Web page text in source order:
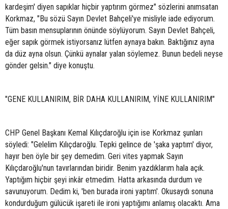
kardeşim' diyen sapıklar hiçbir yaptırım görmez" sözlerini anımsatan
Korkmaz, "Bu sözü Sayın Devlet Bahçeli'ye misliyle iade ediyorum.
Tüm basın mensuplarının önünde söylüyorum. Sayın Devlet Bahçeli,
eğer sapık görmek istiyorsanız lütfen aynaya bakın. Baktığınız ayna
da düz ayna olsun. Çünkü aynalar yalan söylemez. Bunun bedeli neyse
gönder gelsin." diye konuştu.
"GENE KULLANIRIM, BİR DAHA KULLANIRIM, YİNE KULLANIRIM"
CHP Genel Başkanı Kemal Kılıçdaroğlu için ise Korkmaz şunları
söyledi: "Gelelim Kılıçdaroğlu. Tepki gelince de 'şaka yaptım' diyor,
hayır ben öyle bir şey demedim. Geri vites yapmak Sayın
Kılıçdaroğlu'nun tavırlarından biridir. Benim yazdıklarım hala açık.
Yaptığım hiçbir şeyi inkâr etmedim. Hatta arkasında durdum ve
savunuyorum. Dedim ki, 'ben burada ironi yaptım'. Okusaydı sonuna
kondurduğum gülücük işareti ile ironi yaptığımı anlamış olacaktı. Ama